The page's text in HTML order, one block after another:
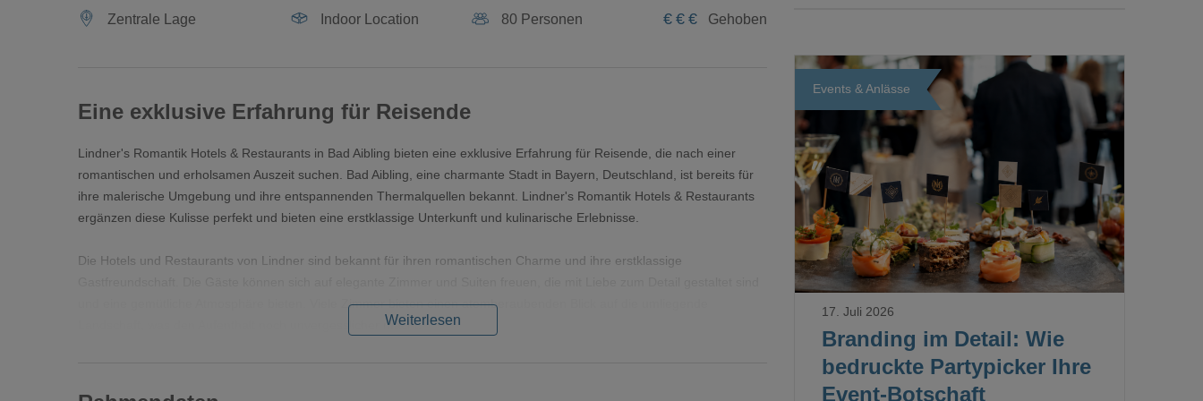
Zentrale Lage Indoor Location 80 Personen € € € Gehoben
Eine exklusive Erfahrung für Reisende
Lindner's Romantik Hotels & Restaurants in Bad Aibling bieten eine exklusive Erfahrung für Reisende, die nach einer
romantischen und erholsamen Auszeit suchen. Bad Aibling, eine charmante Stadt in Bayern, Deutschland, ist bereits für
ihre malerische Umgebung und ihre entspannenden Thermalquellen bekannt. Lindner's Romantik Hotels & Restaurants
ergänzen diese Kulisse perfekt und bieten eine erstklassige Unterkunft und kulinarische Erlebnisse.
Die Hotels und Restaurants von Lindner sind bekannt für ihren romantischen Charme und ihre erstklassige
und eine gemütliche Atmosphäre bieten. Viele Zimmer bieten einen atemberaubenden Blick auf die umliegende
Landschaft, was den Aufenthalt noch unvergesslicher macht.Weiterlesen
Events & Anlässe
Loading...
Branding im Detail: Wie
bedruckte Partypicker Ihre
Event-Botschaft
17. Juli 2026